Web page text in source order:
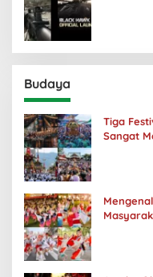
Budaya
Tiga
Sangat